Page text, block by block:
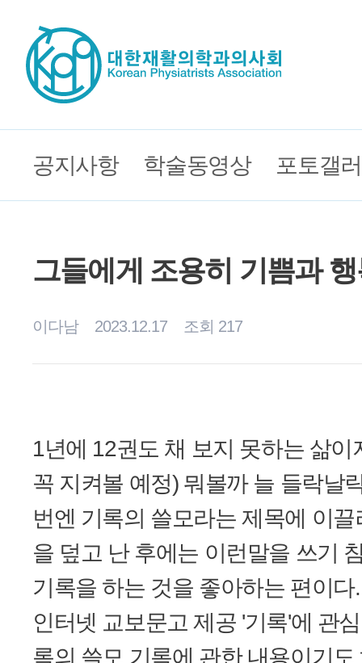
공지사항 학술동영상 포토갤
그들에게 조용히 기쁨과
이다남 2023.12.17 조회 217
1년에 12권도 채 보지 못하는 삶이
꼭 지켜볼 예정) 뭐볼까 늘 들락날
번엔 기록의 쓸모라는 제목에 이
을 덮고 난 후에는 이런말을 쓰기
기록을 하는 것을 좋아하는 편이
인터넷 교보문고 제공 '기록'에 관
록의 쓸모 기록에 관한 내용이기